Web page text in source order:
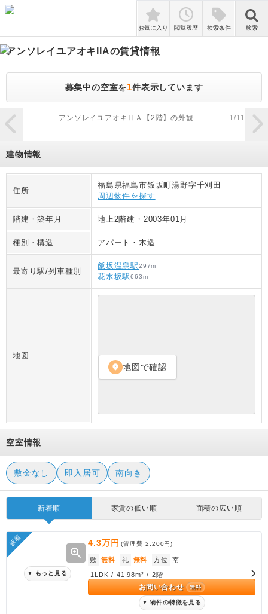
検索
お気に入り 閲覧履歴 検索条件 検索
アンソレイユアオキIIAの賃貸情報
募集中の空室を1件表示しています
zoom_in
アンソレイユアオキⅡＡ【2階】の外観 1/11
建物情報
住所
福島県福島市飯坂町湯野字千刈田
周辺物件を探す
階建・築年月 地上2階建 ・ 2003年01月
種別・構造 アパート ・ 木造
最寄り駅/列車種別
飯坂温泉駅297m
花水坂駅663m
地図
location_on 地図で確認
空室情報
敷金なし 即入居可 南向き
新着順 家賃の低い順 面積の広い順
新着
zoom_in
▼ もっと見る
4.3万円 (管理費2,200円)
敷 無料 礼 無料 方位 南
1LDK / 41.98m² / 2階
お問い合わせ 無料
▼ 物件の特徴を見る